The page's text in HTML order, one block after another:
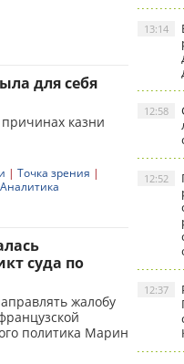
для себя
казни
| Точка зрения |
Аналитика
суда по
жалобу
политика Марин
13:14
12:58
12:52
12:37